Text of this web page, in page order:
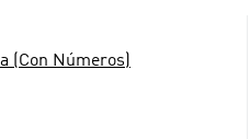
(Con Números)